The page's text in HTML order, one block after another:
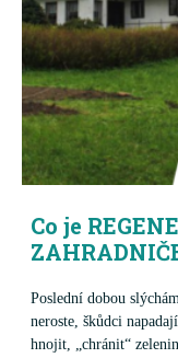
Co je
Poslední dobou
neroste, škůdci
hnojit, „chránit“